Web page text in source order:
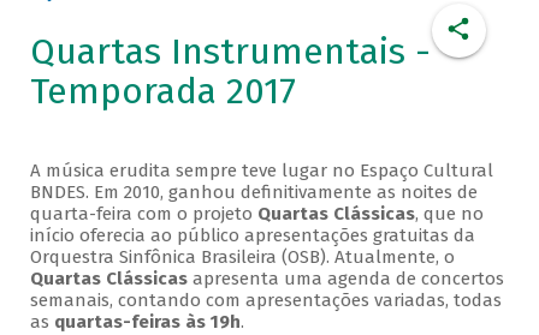
Quartas Instrumentais -
Temporada 2017
A música erudita sempre teve lugar no Espaço Cultural
BNDES. Em 2010, ganhou definitivamente as noites de
quarta-feira com o projeto Quartas Clássicas, que no
início oferecia ao público apresentações gratuitas da
Orquestra Sinfônica Brasileira (OSB). Atualmente, o
Quartas Clássicasapresenta uma agenda de concertos
semanais, contando com apresentações variadas, todas
as quartas-feiras às 19h.